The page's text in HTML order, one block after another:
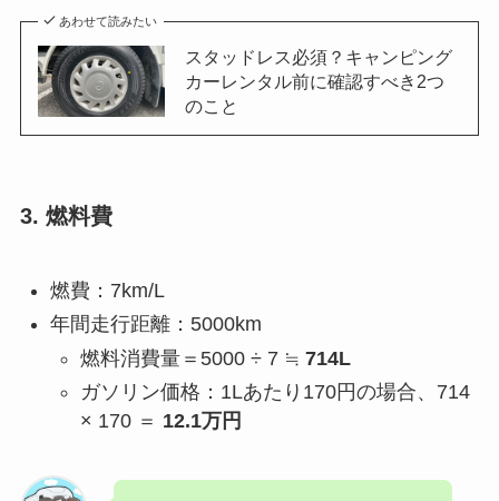
あわせて読みたい
スタッドレス必須？キャンピング
カーレンタル前に確認すべき2つ
のこと
3. 燃料費
燃費：7km/L
年間走行距離：5000km
燃料消費量＝5000 ÷ 7 ≒ 714L
ガソリン価格：1Lあたり170円の場合、714
× 170 ＝ 12.1万円